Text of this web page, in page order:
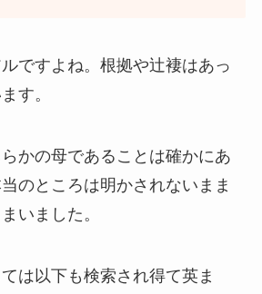
ですよね。根拠や辻褄はあっ
す。
かの母であることは確かにあ
のところは明かされないまま
いました。
は以下も検索され得て英ま